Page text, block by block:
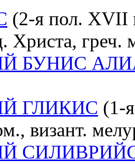
(2-я пол. XVII
Христа, греч.
БУНИС
ГЛИКИС (1-
визант.